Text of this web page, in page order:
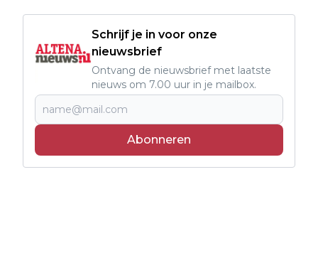
Schrijf je in voor onze
nieuwsbrief
Ontvang de nieuwsbrief met laatste
nieuws om 7.00 uur in je mailbox.
Abonneren